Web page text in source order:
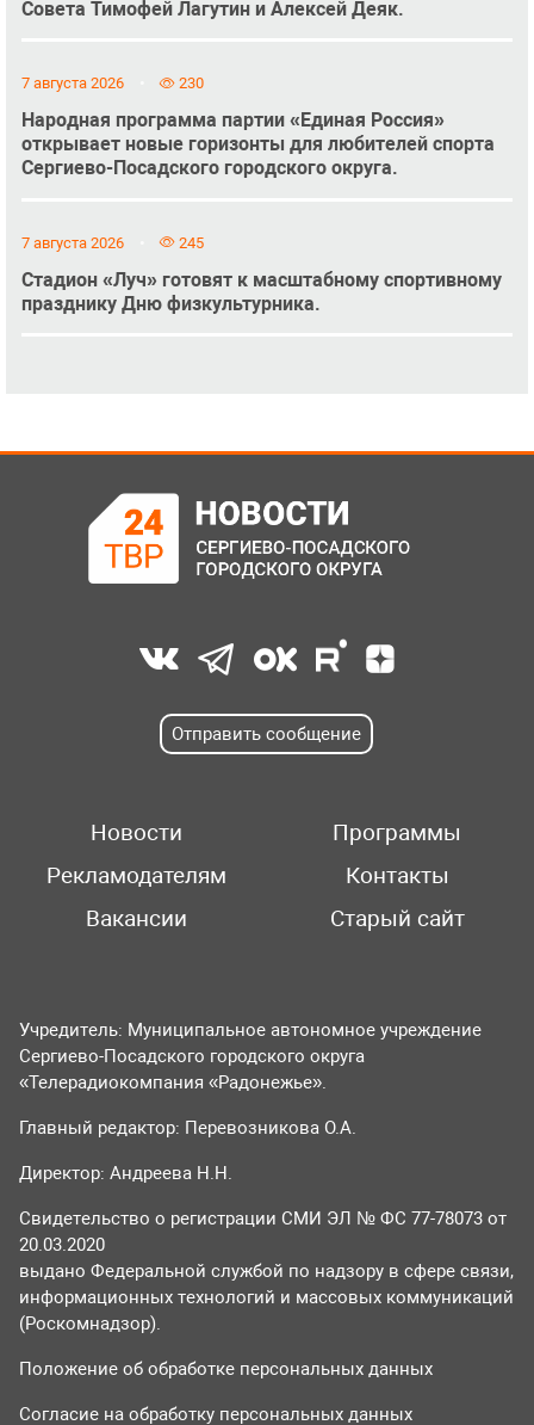
Совета Тимофей Лагутин и Алексей Деяк.
7 августа 2026 230
Народная программа партии «Единая Россия»
открывает новые горизонты для любителей спорта
Сергиево-Посадского городского округа.
7 августа 2026 245
Стадион «Луч» готовят к масштабному спортивному
празднику Дню физкультурника.
Отправить сообщение
Новости
Программы
Рекламодателям
Контакты
Вакансии
Старый сайт
Учредитель: Муниципальное автономное учреждение
Сергиево-Посадского городского округа
«Телерадиокомпания «Радонежье».
Главный редактор: Перевозникова О.А.
Директор: Андреева Н.Н.
Свидетельство о регистрации СМИ ЭЛ № ФС 77-78073 от
20.03.2020
выдано Федеральной службой по надзору в сфере связи,
информационных технологий и массовых коммуникаций
(Роскомнадзор).
Положение об обработке персональных данных
Согласие на обработку персональных данных